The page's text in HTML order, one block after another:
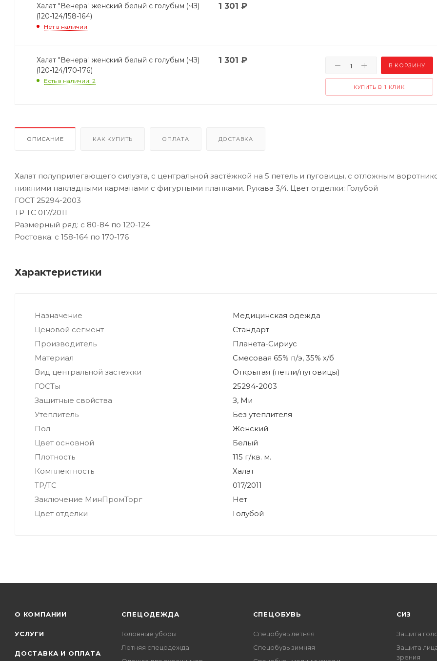
Халат "Венера" женский белый с голубым (ЧЗ)
(120-124/158-164)
Нет в наличии
1 301 ₽
Халат "Венера" женский белый с голубым (ЧЗ)
(120-124/170-176)
Есть в наличии: 2
1 301 ₽
В КОРЗИНУ
КУПИТЬ В 1 КЛИК
ОПИСАНИЕ КАК КУПИТЬ ОПЛАТА ДОСТАВКА
Халат полуприлегающего силуэта, с центральной застёжкой на 5 петель и пуговицы, с отложным
нижними накладными карманами с фигурными планками. Рукава 3/4. Цвет отделки: Голубой
ГОСТ 25294-2003
ТР ТС 017/2011
Размерный ряд: с 80-84 по 120-124
Ростовка: с 158-164 по 170-176
Характеристики
Назначение
Медицинская одежда
Ценовой сегмент
Стандарт
Производитель
Планета-Сириус
Материал
Смесовая 65% п/э, 35% х/б
Вид центральной застежки
Открытая (петли/пуговицы)
ГОСТы
25294-2003
Защитные свойства
З, Ми
Утеплитель
Без утеплителя
Пол
Женский
Цвет основной
Белый
Плотность
115 г/кв. м.
Комплектность
Халат
ТР/ТС
017/2011
Заключение МинПромТорг
Нет
Цвет отделки
Голубой
О КОМПАНИИ
УСЛУГИ
ДОСТАВКА И ОПЛАТА
СПЕЦОДЕЖДА
Головные уборы
Летняя спецодежда
CПЕЦОБУВЬ
Спецобувь летняя
Спецобувь зимняя
СИЗ
Защита
Защита
зрения